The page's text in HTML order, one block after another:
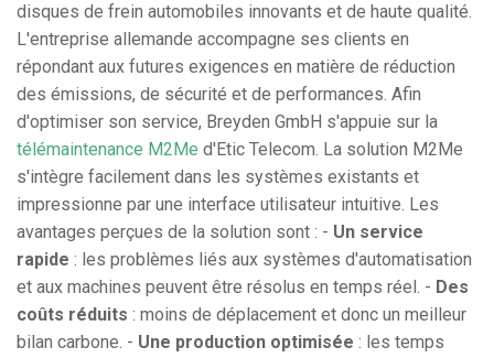
disques de frein automobiles innovants et de haute qualité.
L'entreprise allemande accompagne ses clients en
répondant aux futures exigences en matière de réduction
des émissions, de sécurité et de performances. Afin
d'optimiser son service, Breyden GmbH s'appuie sur la
télémaintenance M2Me d'Etic Telecom. La solution M2Me
s'intègre facilement dans les systèmes existants et
impressionne par une interface utilisateur intuitive. Les
avantages perçues de la solution sont : - Un service
rapide : les problèmes liés aux systèmes d'automatisation
et aux machines peuvent être résolus en temps réel. - Des
coûts réduits : moins de déplacement et donc un meilleur
bilan carbone. - Une production optimisée : les temps